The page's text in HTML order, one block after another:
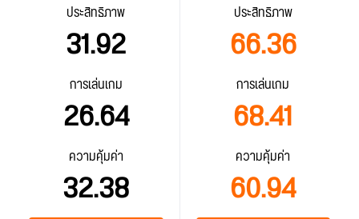
ประสิทธิภาพ
31.92
การเล่นเกม
26.64
ความคุ้มค่า
32.38
ประสิทธิภาพ
66.36
การเล่นเกม
68.41
ความคุ้มค่า
60.94